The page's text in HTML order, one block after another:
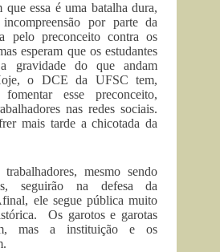
que essa é uma batalha dura,
por parte da
pelo preconceito contra os
esperam que os estudantes
a gravidade do que andam
o DCE da UFSC tem,
esse preconceito,
nas redes sociais.
mais tarde a chicotada da
mesmo sendo
seguirão na defesa da
ele segue pública muito
Os garotos e garotas
mas a instituição e os